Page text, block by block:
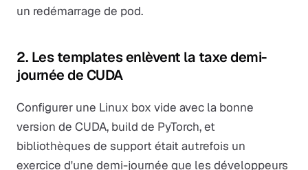
un redémarrage de pod.
2. Les templates enlèvent la taxe demi-
journée de CUDA
Configurer une Linux box vide avec la bonne
version de CUDA, build de PyTorch, et
bibliothèques de support était autrefois un
exercice d'une demi-journée que les développeurs